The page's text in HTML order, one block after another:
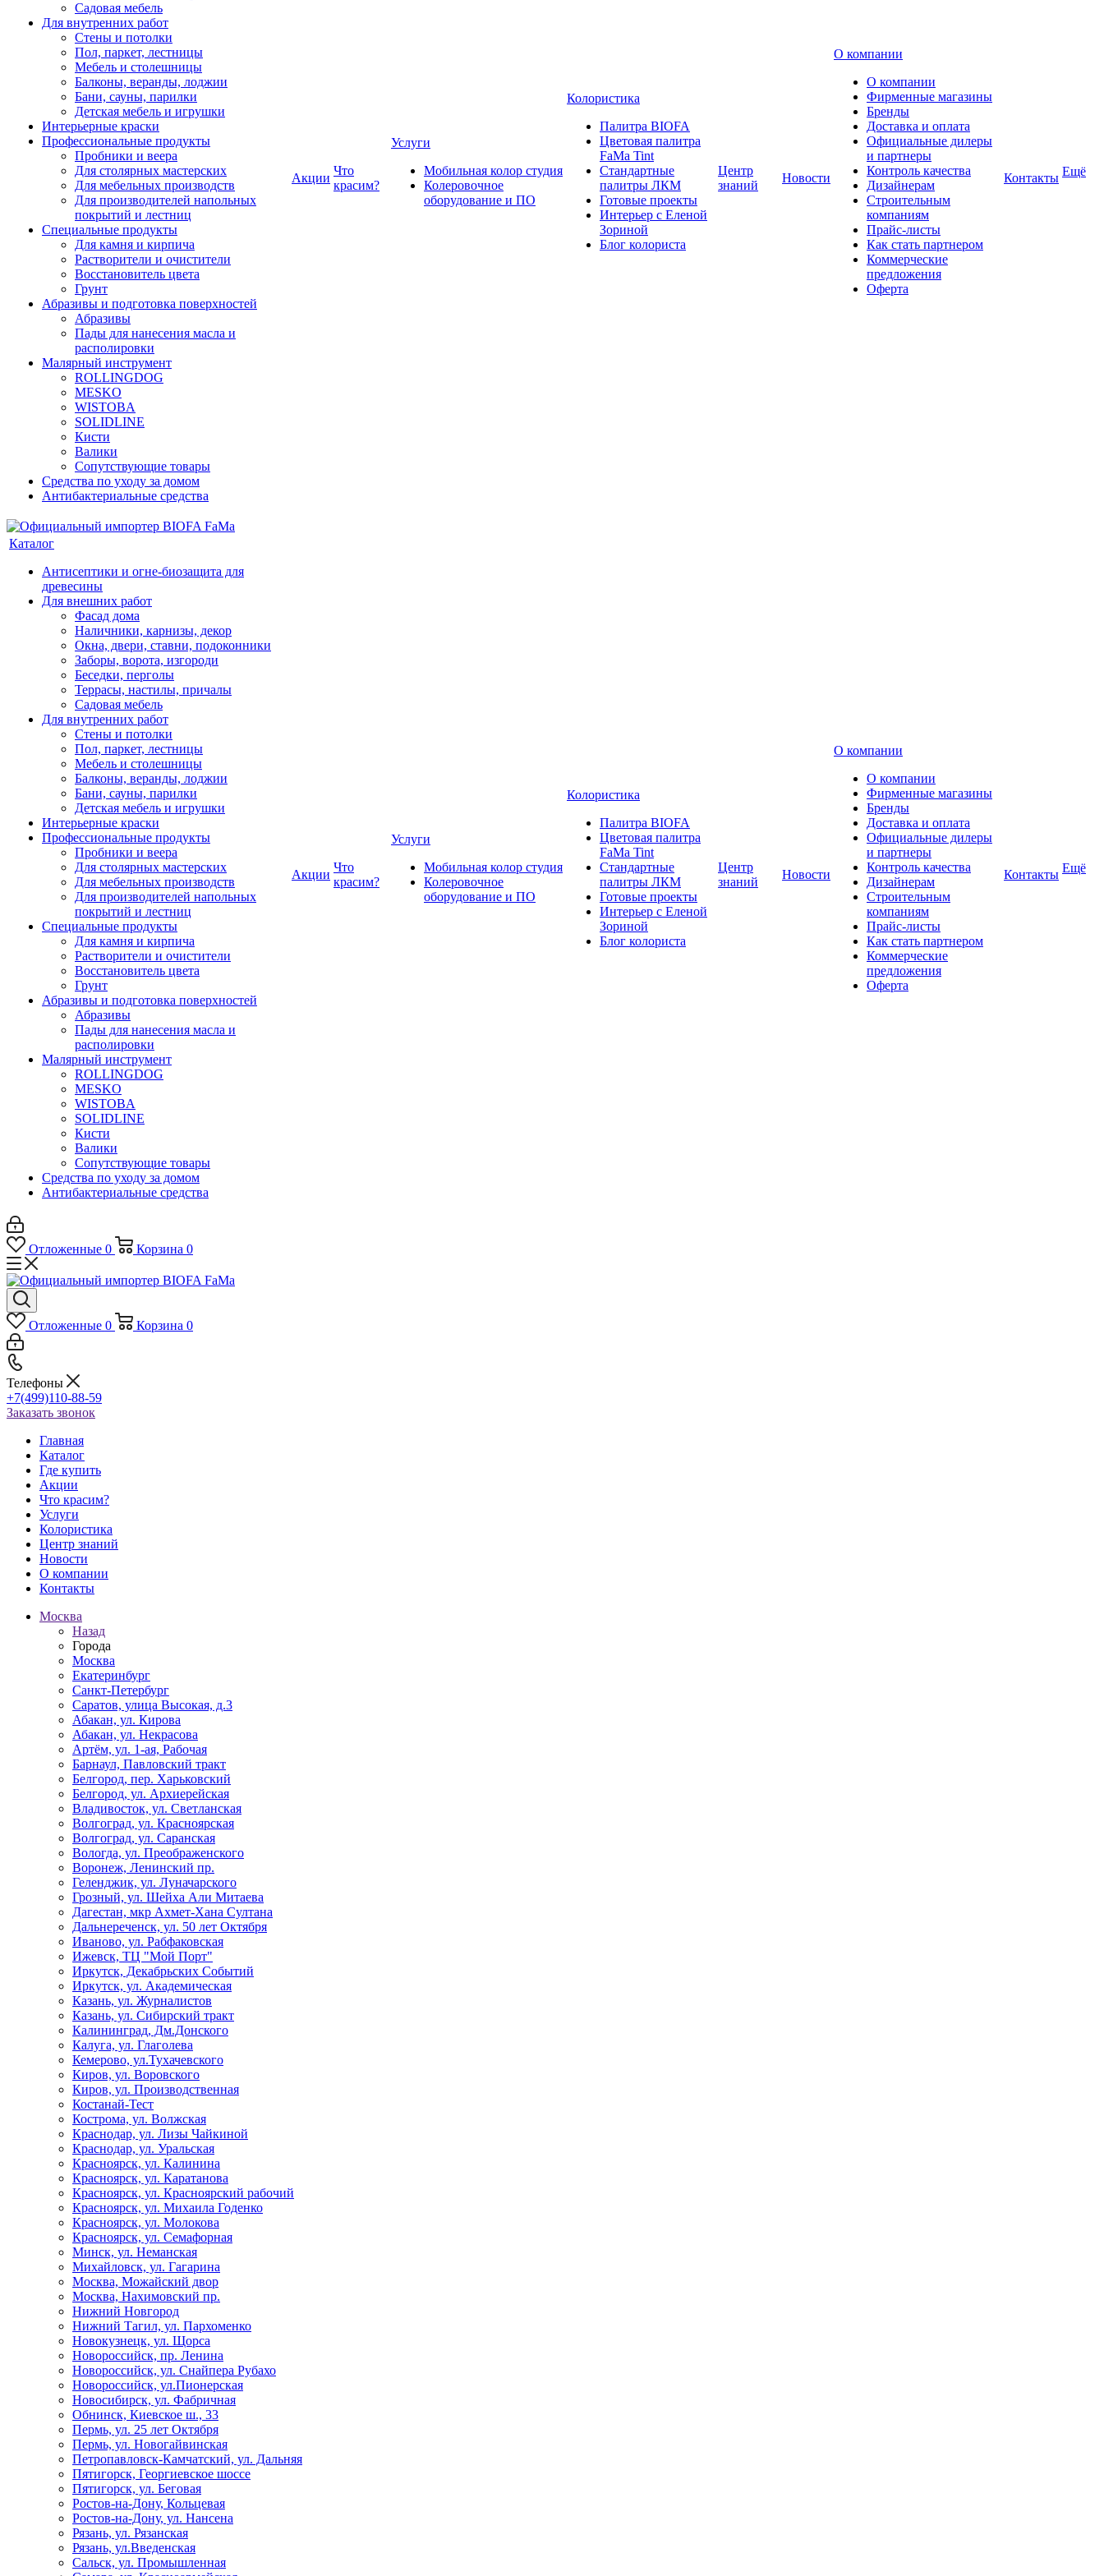
Садовая мебель
Для внутренних работ
Стены и потолки
Пол, паркет, лестницы
Мебель и столешницы
Балконы, веранды, лоджии
Бани, сауны, парилки
Детская мебель и игрушки
Интерьерные краски
Профессиональные продукты
Пробники и веера
Для столярных мастерских
Для мебельных производств
Для производителей напольных
покрытий и лестниц
Специальные продукты
Для камня и кирпича
Растворители и очистители
Восстановитель цвета
Грунт
Абразивы и подготовка поверхностей
Абразивы
Пады для нанесения масла и
располировки
Малярный инструмент
ROLLINGDOG
MESKO
WISTOBA
SOLIDLINE
Кисти
Валики
Сопутствующие товары
Средства по уходу за домом
Антибактериальные средства
Акции
Что
красим?
Услуги
Мобильная колор студия
Колеровочное
оборудование и ПО
Колористика
Палитра BIOFA
Цветовая палитра
FaMa Tint
Стандартные
палитры ЛКМ
Готовые проекты
Интерьер с Еленой
Зориной
Блог колориста
Центр
знаний
Новости
О компании
О компании
Фирменные магазины
Бренды
Доставка и оплата
Официальные дилеры
и партнеры
Контроль качества
Дизайнерам
Строительным
компаниям
Прайс-листы
Как стать партнером
Коммерческие
предложения
Оферта
Контакты Ещё
Каталог
Антисептики и огне-биозащита для
древесины
Для внешних работ
Фасад дома
Наличники, карнизы, декор
Окна, двери, ставни, подоконники
Заборы, ворота, изгороди
Беседки, перголы
Террасы, настилы, причалы
Садовая мебель
Для внутренних работ
Стены и потолки
Пол, паркет, лестницы
Мебель и столешницы
Балконы, веранды, лоджии
Бани, сауны, парилки
Детская мебель и игрушки
Интерьерные краски
Профессиональные продукты
Пробники и веера
Для столярных мастерских
Для мебельных производств
Для производителей напольных
покрытий и лестниц
Специальные продукты
Для камня и кирпича
Растворители и очистители
Восстановитель цвета
Грунт
Абразивы и подготовка поверхностей
Абразивы
Пады для нанесения масла и
располировки
Малярный инструмент
ROLLINGDOG
MESKO
WISTOBA
SOLIDLINE
Кисти
Валики
Сопутствующие товары
Средства по уходу за домом
Антибактериальные средства
Акции
Что
красим?
Услуги
Мобильная колор студия
Колеровочное
оборудование и ПО
Колористика
Палитра BIOFA
Цветовая палитра
FaMa Tint
Стандартные
палитры ЛКМ
Готовые проекты
Интерьер с Еленой
Зориной
Блог колориста
Центр
знаний
Новости
О компании
О компании
Фирменные магазины
Бренды
Доставка и оплата
Официальные дилеры
и партнеры
Контроль качества
Дизайнерам
Строительным
компаниям
Прайс-листы
Как стать партнером
Коммерческие
предложения
Оферта
Контакты Ещё
Отложенные 0 Корзина 0
Отложенные 0 Корзина 0
Телефоны
+7(499)110-88-59
Заказать звонок
Главная
Каталог
Где купить
Акции
Что красим?
Услуги
Колористика
Центр знаний
Новости
О компании
Контакты
Москва
Назад
Города
Москва
Екатеринбург
Санкт-Петербург
Саратов, улица Высокая, д.3
Абакан, ул. Кирова
Абакан, ул. Некрасова
Артём, ул. 1-ая, Рабочая
Барнаул, Павловский тракт
Белгород, пер. Харьковский
Белгород, ул. Архиерейская
Владивосток, ул. Светланская
Волгоград, ул. Красноярская
Волгоград, ул. Саранская
Вологда, ул. Преображенского
Воронеж, Ленинский пр.
Геленджик, ул. Луначарского
Грозный, ул. Шейха Али Митаева
Дагестан, мкр Ахмет-Хана Султана
Дальнереченск, ул. 50 лет Октября
Иваново, ул. Рабфаковская
Ижевск, ТЦ "Мой Порт"
Иркутск, Декабрьских Событий
Иркутск, ул. Академическая
Казань, ул. Журналистов
Казань, ул. Сибирский тракт
Калининград, Дм.Донского
Калуга, ул. Глаголева
Кемерово, ул.Тухачевского
Киров, ул. Воровского
Киров, ул. Производственная
Костанай-Тест
Кострома, ул. Волжская
Краснодар, ул. Лизы Чайкиной
Краснодар, ул. Уральская
Красноярск, ул. Калинина
Красноярск, ул. Каратанова
Красноярск, ул. Красноярский рабочий
Красноярск, ул. Михаила Годенко
Красноярск, ул. Молокова
Красноярск, ул. Семафорная
Минск, ул. Неманская
Михайловск, ул. Гагарина
Москва, Можайский двор
Москва, Нахимовский пр.
Нижний Новгород
Нижний Тагил, ул. Пархоменко
Новокузнецк, ул. Щорса
Новороссийск, пр. Ленина
Новороссийск, ул. Снайпера Рубахо
Новороссийск, ул.Пионерская
Новосибирск, ул. Фабричная
Обнинск, Киевское ш., 33
Пермь, ул. 25 лет Октября
Пермь, ул. Новогайвинская
Петропавловск-Камчатский, ул. Дальняя
Пятигорск, Георгиевское шоссе
Пятигорск, ул. Беговая
Ростов-на-Дону, Кольцевая
Ростов-на-Дону, ул. Нансена
Рязань, ул. Рязанская
Рязань, ул.Введенская
Сальск, ул. Промышленная